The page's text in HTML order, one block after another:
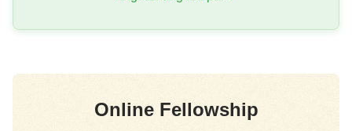
Online Fellowship